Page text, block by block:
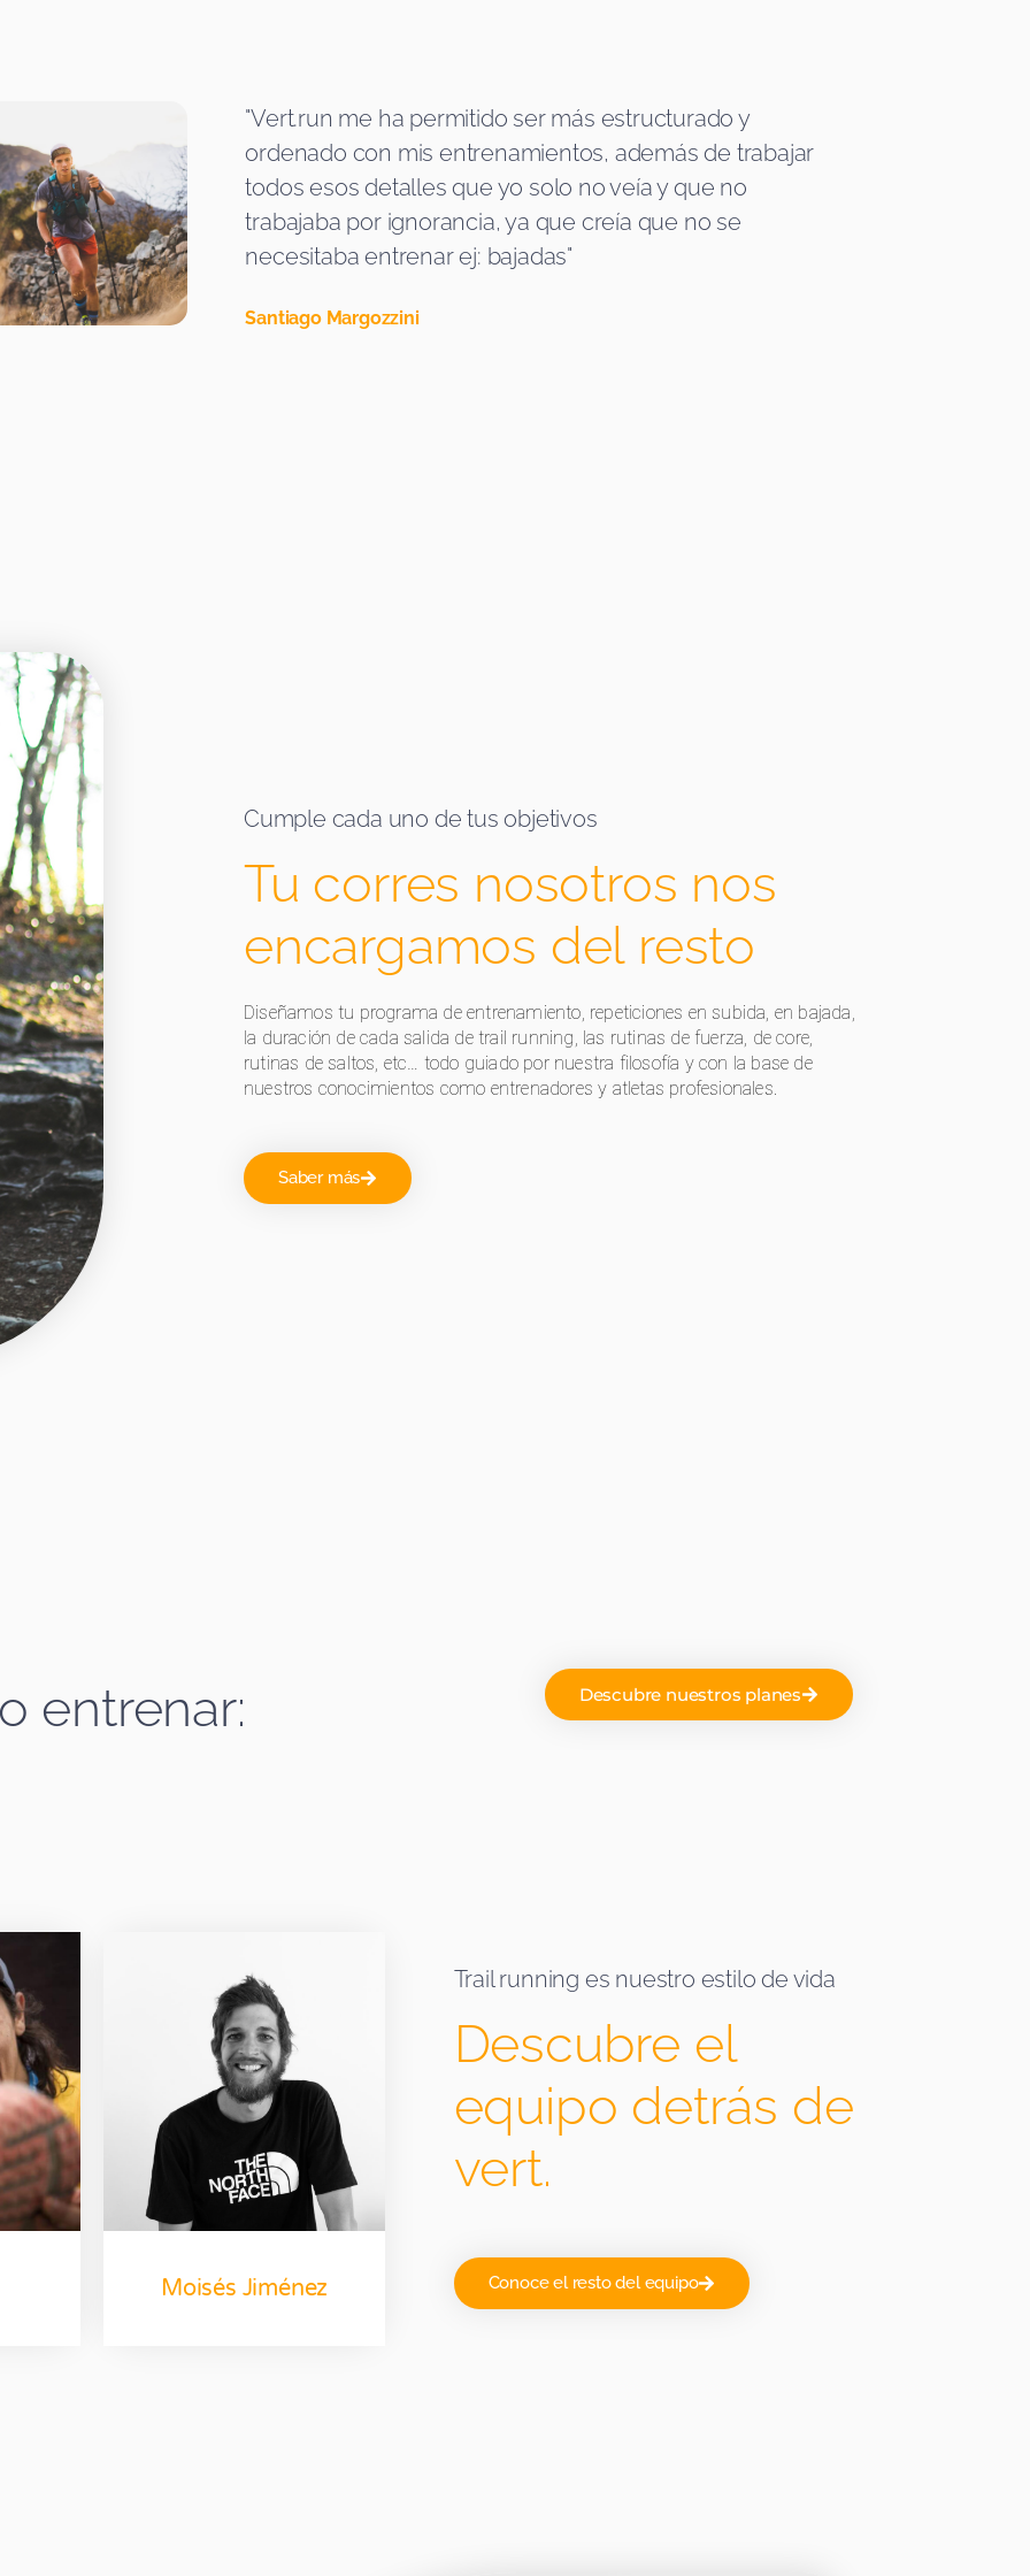
"Vert.run me ha permitido ser más estructurado y
ordenado con mis entrenamientos, además de trabajar
todos esos detalles que yo solo no veía y que no
trabajaba por ignorancia, ya que creía que no se
necesitaba entrenar ej: bajadas"
Santiago Margozzini
Cumple cada uno de tus objetivos
Tu corres nosotros nos
encargamos del resto
Diseñamos tu programa de entrenamiento, repeticiones en subida, en bajada,
la duración de cada salida de trail running, las rutinas de fuerza, de core,
rutinas de saltos, etc… todo guiado por nuestra filosofía y con la base de
nuestros conocimientos como entrenadores y atletas profesionales.
Saber más
entrenar: Descubre nuestros planes
Moisés Jiménez
Trail running es nuestro estilo de vida
Descubre el
equipo detrás de
vert.
Conoce el resto del equipo